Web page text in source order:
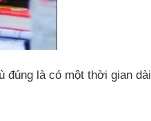
đúng là có một thời gian dài